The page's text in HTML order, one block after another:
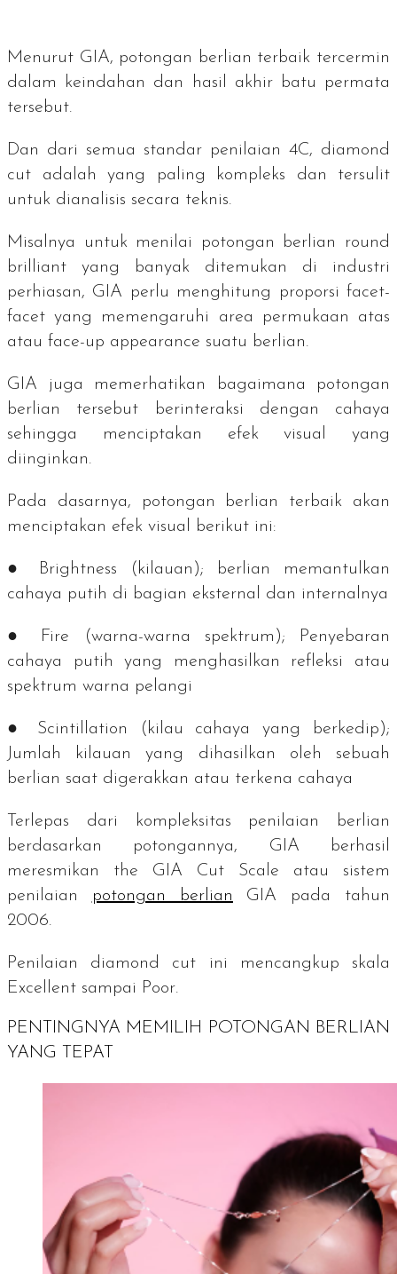
Menurut GIA, potongan berlian terbaik tercermin
dalam keindahan dan hasil akhir batu permata
tersebut.
Dan dari semua standar penilaian 4C, diamond
cut adalah yang paling kompleks dan tersulit
untuk dianalisis secara teknis.
Misalnya untuk menilai potongan berlian round
brilliant yang banyak ditemukan di industri
perhiasan, GIA perlu menghitung proporsi facet-
facet yang memengaruhi area permukaan atas
atau face-up appearance suatu berlian.
GIA juga memerhatikan bagaimana potongan
berlian tersebut berinteraksi dengan cahaya
sehingga menciptakan efek visual yang
diinginkan.
Pada dasarnya, potongan berlian terbaik akan
menciptakan efek visual berikut ini:
● Brightness (kilauan); berlian memantulkan
cahaya putih di bagian eksternal dan internalnya
● Fire (warna-warna spektrum); Penyebaran
cahaya putih yang menghasilkan refleksi atau
spektrum warna pelangi
● Scintillation ( kilau cahaya yang berkedip );
Jumlah kilauan yang dihasilkan oleh sebuah
berlian saat digerakkan atau terkena cahaya
Terlepas dari kompleksitas penilaian berlian
berdasarkan potongannya, GIA berhasil
meresmikan the GIA Cut Scale atau sistem
penilaian
potongan berlian GIA pada tahun
2006.
Penilaian diamond cut ini mencangkup skala
Excellent sampai Poor.
PENTINGNYA MEMILIH POTONGAN BERLIAN
YANG TEPAT